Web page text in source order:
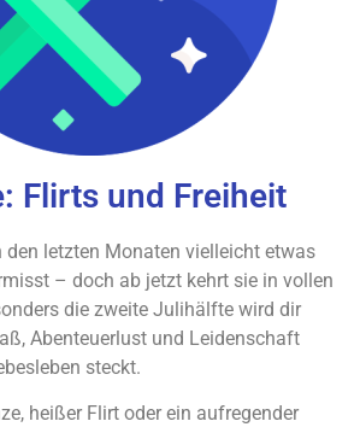
Flirts und Freiheit
den letzten Monaten vielleicht etwas
– doch ab jetzt kehrt sie in vollen
die zweite Julihälfte wird dir
Abenteuerlust und Leidenschaft
steckt.
heißer Flirt oder ein aufregender